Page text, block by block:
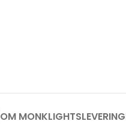
OM MONKLIGHTSLEVERING